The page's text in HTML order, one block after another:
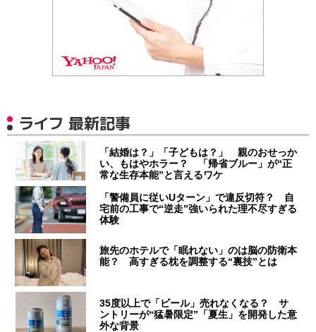
ライフ 最新記事
「結婚は？」「子どもは？」 親のおせっか
い、もはやホラー？ 「帰省ブルー」が“正
常な生存本能”と言えるワケ
「警備員に従いUターン」で違反切符？ 自
宅前の工事で“逆走”強いられた理不尽すぎる
体験
旅先のホテルで「眠れない」のは脳の防衛本
能？ 高すぎる枕を調整する“裏技”とは
35度以上で「ビール」売れなくなる？ サ
ントリーが“猛暑限定”「夏生」を開発した意
外な背景